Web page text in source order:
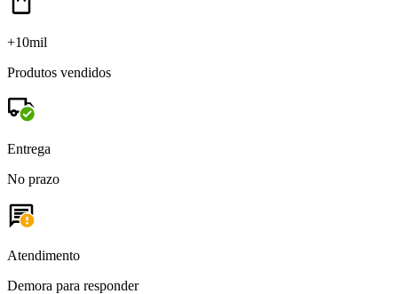
+10mil
Produtos vendidos
Entrega
No prazo
Atendimento
Demora para responder